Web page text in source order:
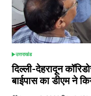
POSTED
IN
उत्तराखंड
दिल्ली-देहरादून
बाईपास का डीएम ने